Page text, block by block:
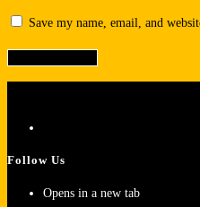
Save my name, email, and
Follow Us
Opens in a new tab